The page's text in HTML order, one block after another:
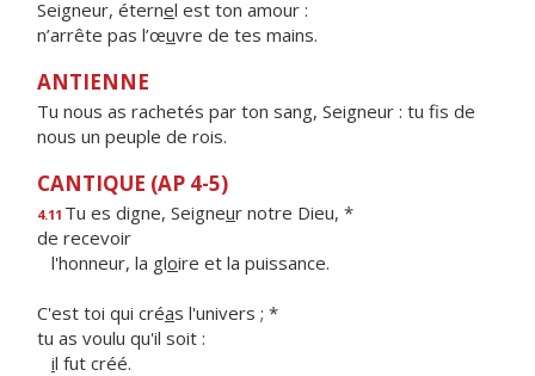
Seigneur, éternel est ton amour :
n’arrête pas l’œuvre de tes mains.
ANTIENNE
Tu nous as rachetés par ton sang, Seigneur : tu fis de
nous un peuple de rois.
CANTIQUE (AP 4-5)
4.11 Tu es digne, Seigneur notre Dieu, *
de recevoir
l'honneur, la gloire et la puissance.
C'est toi qui créas l'univers ; *
tu as voulu qu'il soit :
il fut créé.